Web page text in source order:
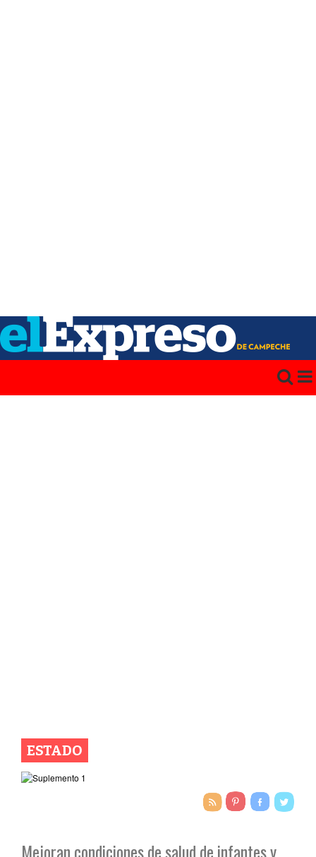
ESTADO
Mejoran condiciones de salud de infantes y